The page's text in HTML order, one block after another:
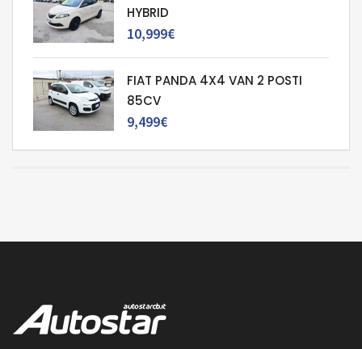
HYBRID
10,999€
FIAT PANDA 4X4 VAN 2 POSTI
85CV
9,499€